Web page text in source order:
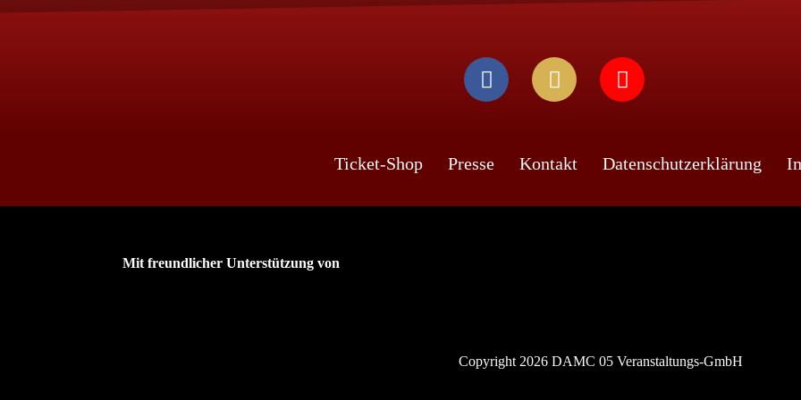
Ticket-Shop Presse Kontakt Datenschutzerklärung
Mit freundlicher Unterstützung von
Copyright 2026 DAMC 05 Veranstaltungs-GmbH